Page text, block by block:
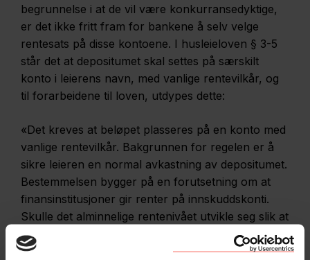
begrunnelse i at de vil være konkurransedyktige,
er det ikke fritt fram for bankene å selv velge
rentesats på disse kontoene. I husleieloven § 3-5
står det at depositumet skal settes på særskilt
konto i leierens navn, med vanlige rentevilkår, og
til forarbeidene til loven, utdypes dette:
«Det kreves at beløpet plasseres på en konto med
vanlige rentevilkår. Bakgrunnen for regelen er å
sikre leieren en normal avkastning av depositumet.
Bestemmelsen bygger på en forutsetning om at
finansinstitusjoner gir renter på innskuddskonti.
Skulle det alminnelige rentenivået utvikle seg slik at
finansinstitusjoner ikke gir renteavkastning på
tilsvarende innskudd, bør heller ikke leieren kunne